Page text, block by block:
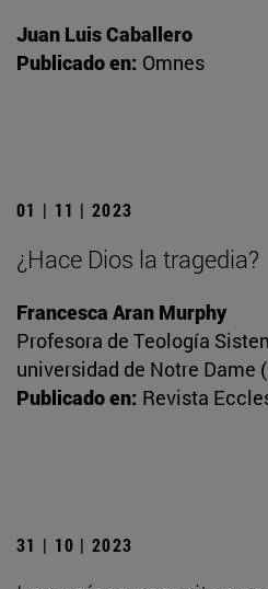
Juan Luis Caballero
Publicado en: Omnes
01 | 11 | 2023
¿Hace Dios la tragedia?
Francesca Aran Murphy
Profesora de Teología
universidad de Notre Dame
Publicado en: Revista
31 | 10 | 2023